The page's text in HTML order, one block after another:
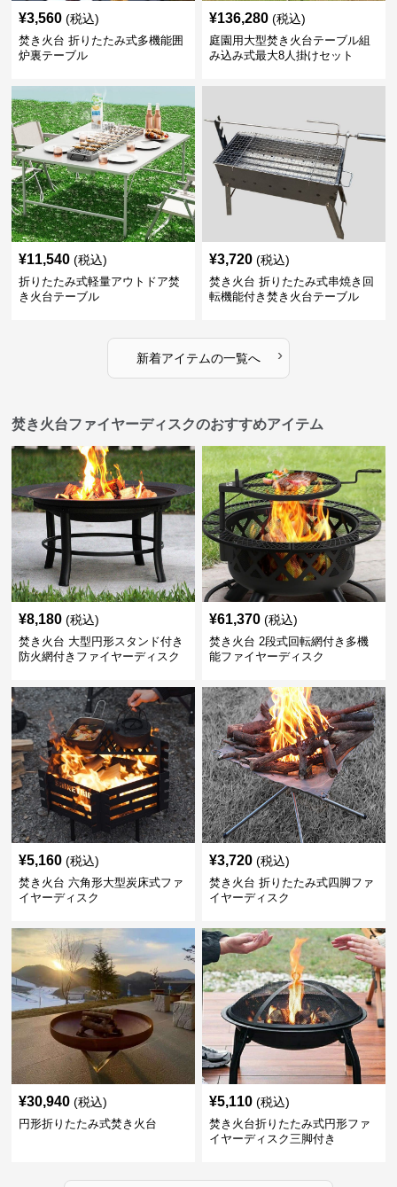
¥3,560 (税込)
焚き火台 折りたたみ式多機能囲
炉裏テーブル
¥136,280 (税込)
庭園用大型焚き火台テーブル組
み込み式最大8人掛けセット
¥11,540 (税込)
折りたたみ式軽量アウトドア焚
き火台テーブル
¥3,720 (税込)
焚き火台 折りたたみ式串焼き回
転機能付き焚き火台テーブル
新着アイテムの一覧へ ›
焚き火台ファイヤーディスクのおすすめアイテム
¥8,180 (税込)
焚き火台 大型円形スタンド付き
防火網付きファイヤーディスク
¥61,370 (税込)
焚き火台 2段式回転網付き多機
能ファイヤーディスク
¥5,160 (税込)
焚き火台 六角形大型炭床式ファ
イヤーディスク
¥3,720 (税込)
焚き火台 折りたたみ式四脚ファ
イヤーディスク
¥30,940 (税込)
円形折りたたみ式焚き火台
¥5,110 (税込)
焚き火台折りたたみ式円形ファ
イヤーディスク三脚付き